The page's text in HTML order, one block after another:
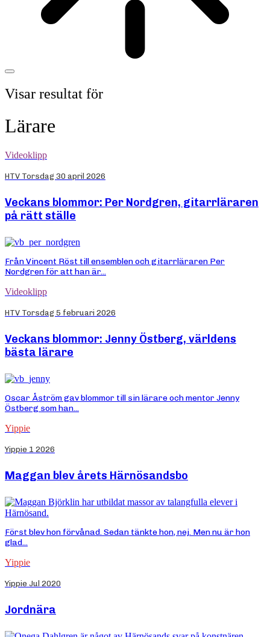
Visar resultat för
Lärare
Videoklipp
HTV Torsdag 30 april 2026
Veckans blommor: Per Nordgren, gitarrläraren
på rätt ställe
Från Vincent Röst till ensemblen och gitarrläraren Per
Nordgren för att han är...
Videoklipp
HTV Torsdag 5 februari 2026
Veckans blommor: Jenny Östberg, världens
bästa lärare
Oscar Åström gav blommor till sin lärare och mentor Jenny
Östberg som han...
Yippie
Yippie 1 2026
Maggan blev årets Härnösandsbo
Först blev hon förvånad. Sedan tänkte hon, nej. Men nu är hon
glad...
Yippie
Yippie Jul 2020
Jordnära